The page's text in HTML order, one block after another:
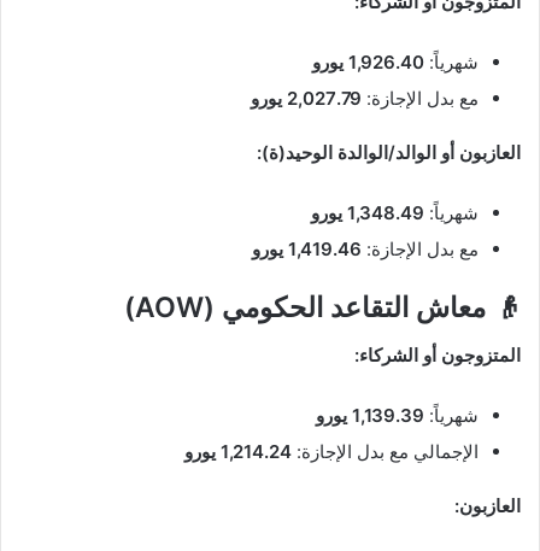
شهرياً: 1,926.40 يورو
مع بدل الإجازة: 2,027.79 يورو
العازبون أو الوالد/الوالدة الوحيد(ة):
شهرياً: 1,348.49 يورو
مع بدل الإجازة: 1,419.46 يورو
👴 معاش التقاعد الحكومي (AOW)
المتزوجون أو الشركاء:
شهرياً: 1,139.39 يورو
الإجمالي مع بدل الإجازة: 1,214.24 يورو
العازبون: